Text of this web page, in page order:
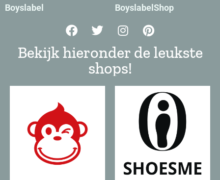
Boyslabel
BoyslabelShop
Bekijk hieronder de leukste
shops!